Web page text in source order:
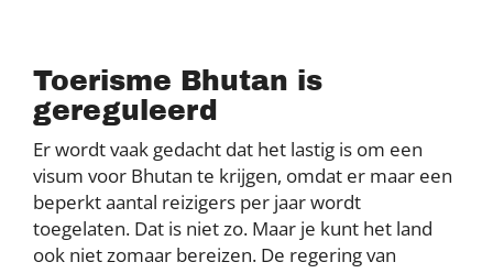
Toerisme Bhutan is
gereguleerd
Er wordt vaak gedacht dat het lastig is om een
visum voor Bhutan te krijgen, omdat er maar een
beperkt aantal reizigers per jaar wordt
toegelaten. Dat is niet zo. Maar je kunt het land
ook niet zomaar bereizen. De regering van